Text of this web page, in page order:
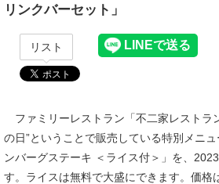
リンクバーセット」
リスト
ファミリーレストラン「不二家レストラ
の日”ということで販売している特別メニ
ンバーグステーキ ＜ライス付＞」を、
す。ライスは無料で大盛にできます。価格